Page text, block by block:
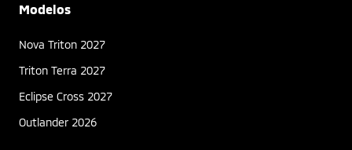
Modelos
Nova Triton 2027
Triton Terra 2027
Eclipse Cross 2027
Outlander 2026